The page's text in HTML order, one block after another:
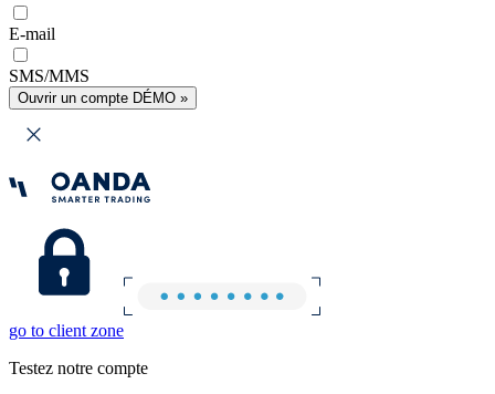
E-mail
SMS/MMS
Ouvrir un compte DÉMO »
go to client zone
Testez notre compte